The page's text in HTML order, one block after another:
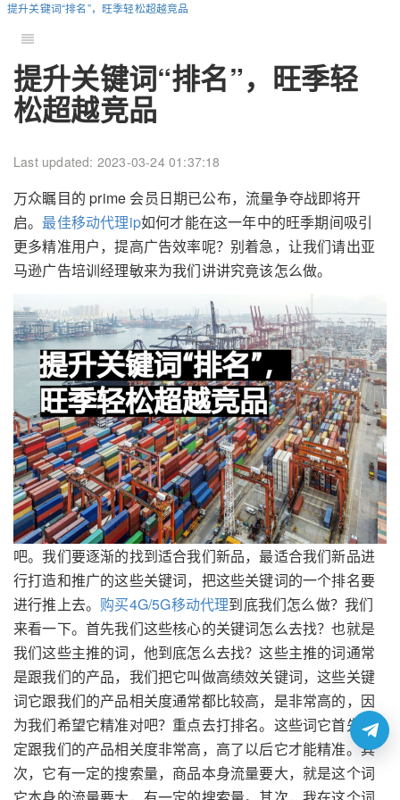
提升关键词“排名”，旺季轻松超越竞品
提升关键词“排名”，旺季轻
松超越竞品
Last updated: 2023-03-24 01:37:18
万众瞩目的 prime 会员日期已公布，流量争夺战即将开
启。最佳移动代理ip如何才能在这一年中的旺季期间吸引
更多精准用户，提高广告效率呢？别着急，让我们请出亚
马逊广告培训经理敏来为我们讲讲究竟该怎么做。
吧。我们要逐渐的找到适合我们新品，最适合我们新品进
行打造和推广的这些关键词，把这些关键词的一个排名要
进行推上去。 购买4G/5G移动代理到底我们怎么做？我们
来看一下。首先我们这些核心的关键词怎么去找？也就是
我们这些主推的词，他到底怎么去找？这些主推的词通常
是跟我们的产品，我们把它叫做高绩效关键词，这些关键
词它跟我们的产品相关度通常都比较高，是非常高的，因
为我们希望它精准对吧？重点去打排名。这些词它首先肯
定跟我们的产品相关度非常高，高了以后它才能精准。其
次，它有一定的搜索量，商品本身流量要大，就是这个词